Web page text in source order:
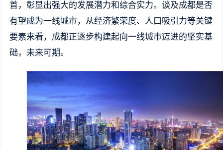
首，彰显出强大的发展潜力和综合实力。谈及成都是否
有望成为一线城市，从经济繁荣度、人口吸引力等关键
要素来看，成都正逐步构建起向一线城市迈进的坚实基
础，未来可期。